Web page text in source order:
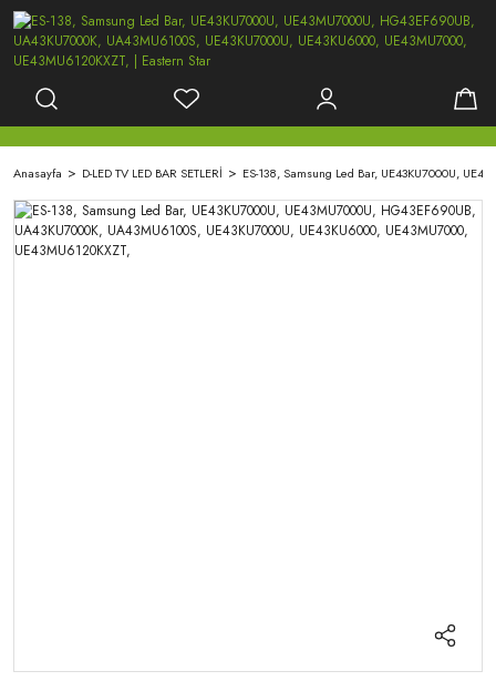
Anasayfa D-LED TV LED BAR SETLERİ ES-138, Samsung Led Bar, UE43KU7000U,